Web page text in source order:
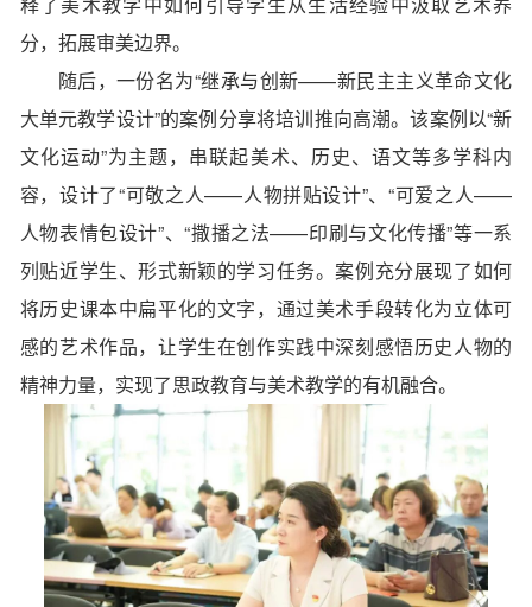
分，拓展审美边界。
随后，一份名为“继承与创新——新民主主义革命文化
大单元教学设计”的案例分享将培训推向高潮。该案例以“新
文化运动”为主题，串联起美术、历史、语文等多学科内
容，设计了“可敬之人——人物拼贴设计”、“可爱之人——
人物表情包设计”、“撒播之法——印刷与文化传播”等一系
列贴近学生、形式新颖的学习任务。案例充分展现了如何
将历史课本中扁平化的文字，通过美术手段转化为立体可
感的艺术作品，让学生在创作实践中深刻感悟历史人物的
精神力量，实现了思政教育与美术教学的有机融合。